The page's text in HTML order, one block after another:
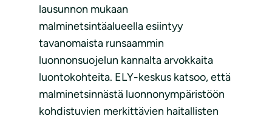
lausunnon mukaan
malminetsintäalueella esiintyy
tavanomaista runsaammin
luonnonsuojelun kannalta arvokkaita
luontokohteita. ELY-keskus katsoo, että
malminetsinnästä luonnonympäristöön
kohdistuvien merkittävien haitallisten